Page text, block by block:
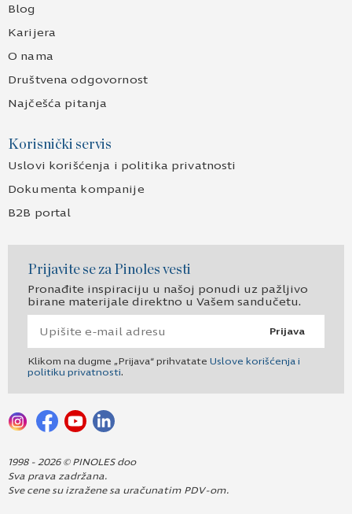
Blog
Karijera
O nama
Društvena odgovornost
Najčešća pitanja
Korisnički servis
Uslovi korišćenja i politika privatnosti
Dokumenta kompanije
B2B portal
Prijavite se za Pinoles vesti
Pronađite inspiraciju u našoj ponudi uz pažljivo
birane materijale direktno u Vašem sandučetu.
Prijava
Klikom na dugme „Prijava“ prihvatate Uslove korišćenja i
politiku privatnosti.
1998 - 2026 © PINOLES doo
Sva prava zadržana.
Sve cene su izražene sa uračunatim PDV-om.